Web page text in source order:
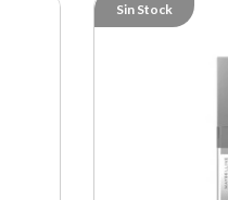
Sin Stock